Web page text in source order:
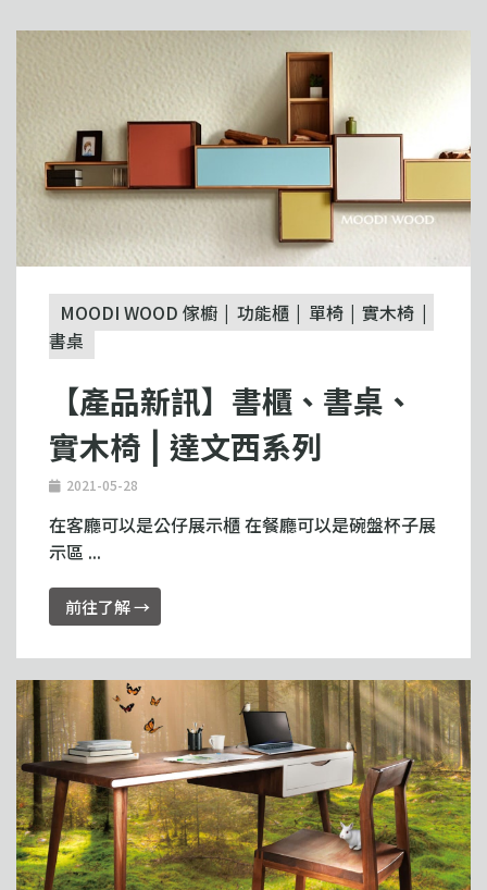
MOODI WOOD 傢櫥 功能櫃 單椅
實木椅
書桌
【產品新訊】書櫃、書桌、
實木椅 ⎮ 達文西系列
2021-05-28
在客廳可以是公仔展示櫃 在餐廳可以是碗盤杯子展
示區 ...
前往了解 →